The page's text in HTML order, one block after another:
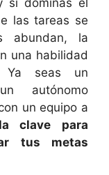
las tareas se
abundan, la
una habilidad
Ya seas un
autónomo
un equipo a
clave para
tus metas